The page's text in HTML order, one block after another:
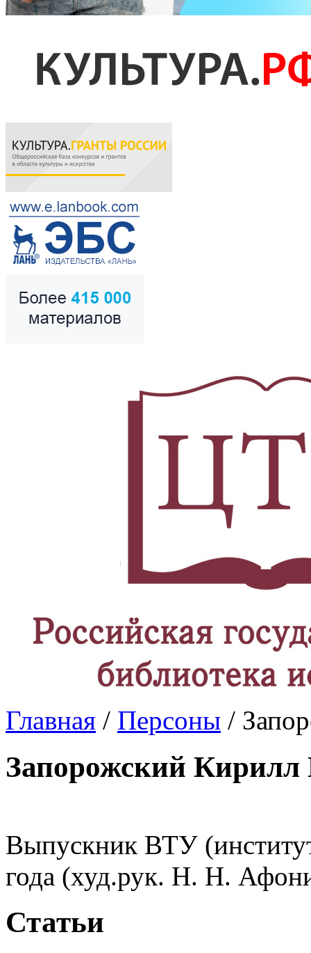
Главная / Персоны /
Запорожский Кирилл
Выпускник ВТУ
года (худ.рук. Н. Н.
Статьи